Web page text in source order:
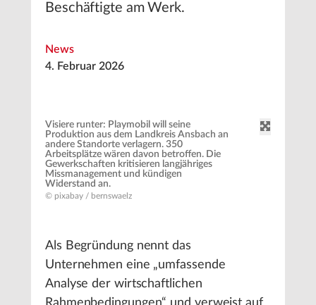
Beschäftigte am Werk.
News
4. Februar 2026
Visiere runter: Playmobil will seine
Produktion aus dem Landkreis Ansbach an
andere Standorte verlagern. 350
Arbeitsplätze wären davon betroffen. Die
Gewerkschaften kritisieren langjähriges
Missmanagement und kündigen
Widerstand an.
© pixabay / bernswaelz
Als Begründung nennt das
Unternehmen eine „umfassende
Analyse der wirtschaftlichen